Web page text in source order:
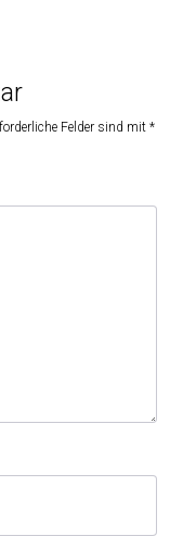
Felder sind mit *